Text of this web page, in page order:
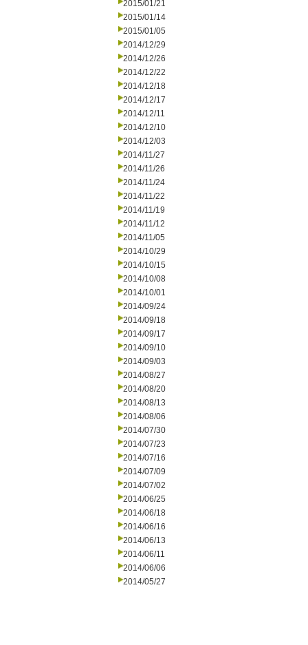
2015/01/21
2015/01/14
2015/01/05
2014/12/29
2014/12/26
2014/12/22
2014/12/18
2014/12/17
2014/12/11
2014/12/10
2014/12/03
2014/11/27
2014/11/26
2014/11/24
2014/11/22
2014/11/19
2014/11/12
2014/11/05
2014/10/29
2014/10/15
2014/10/08
2014/10/01
2014/09/24
2014/09/18
2014/09/17
2014/09/10
2014/09/03
2014/08/27
2014/08/20
2014/08/13
2014/08/06
2014/07/30
2014/07/23
2014/07/16
2014/07/09
2014/07/02
2014/06/25
2014/06/18
2014/06/16
2014/06/13
2014/06/11
2014/06/06
2014/05/27